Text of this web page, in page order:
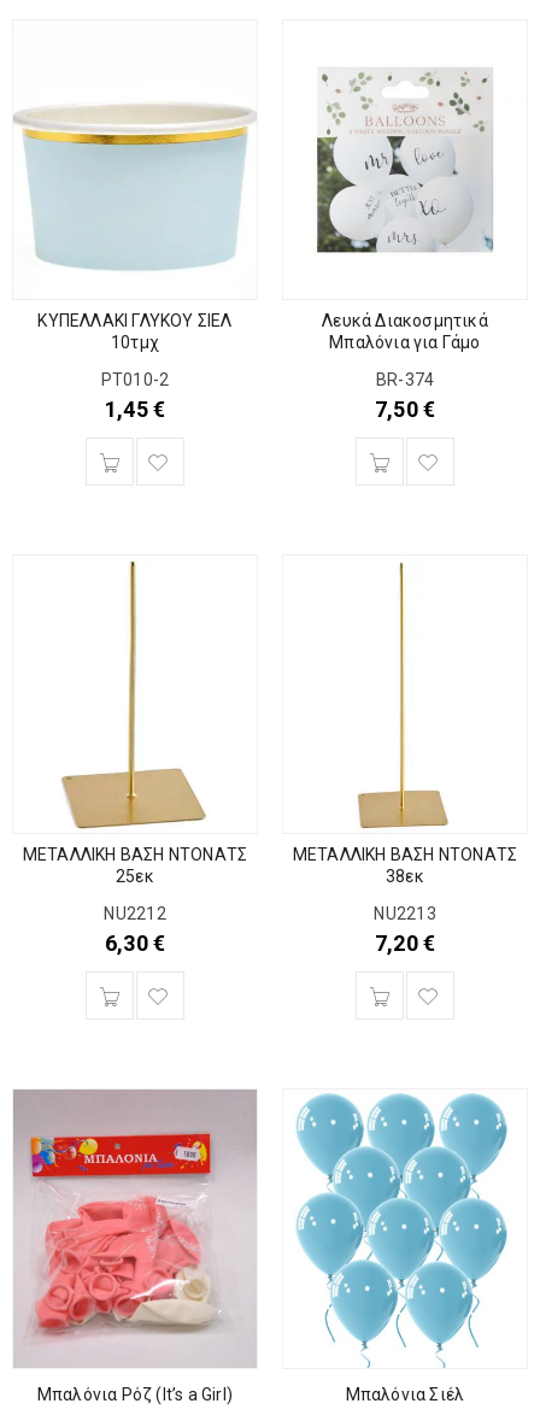
ΚΥΠΕΛΛΑΚΙ ΓΛΥΚΟΥ ΣΙΕΛ
10τμχ
ΡΤ010-2
1,45€
Λευκά Διακοσμητικά
Μπαλόνια για Γάμο
BR-374
7,50€
ΜΕΤΑΛΛΙΚΗ ΒΑΣΗ ΝΤΟΝΑΤΣ
25εκ
NU2212
6,30€
ΜΕΤΑΛΛΙΚΗ ΒΑΣΗ ΝΤΟΝΑΤΣ
38εκ
NU2213
7,20€
Μπαλόνια Ρόζ (It’s a Girl) Μπαλόνια Σιέλ